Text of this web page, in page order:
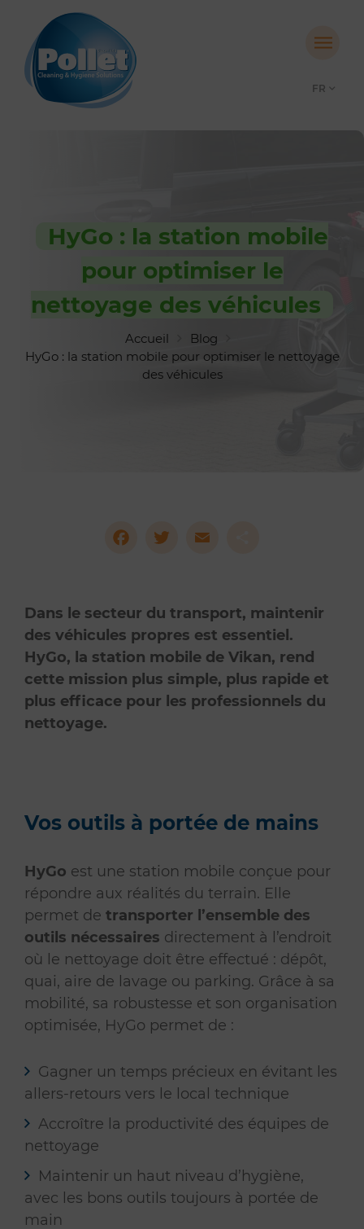
FR
HyGo : la station mobile
pour optimiser le
nettoyage des véhicules
Accueil
Blog
HyGo : la station mobile pour optimiser le nettoyage
des véhicules
Facebook
Twitter
Dans le secteur du transport, maintenir
des véhicules propres est essentiel.
HyGo, la station mobile de Vikan, rend
cette mission plus simple, plus rapide et
plus efficace pour les professionnels du
nettoyage.
Vos outils à portée de mains
HyGo est une station mobile conçue pour
répondre aux réalités du terrain. Elle
permet de transporter l’ensemble des
outils nécessaires directement à l’endroit
où le nettoyage doit être effectué : dépôt,
quai, aire de lavage ou parking. Grâce à sa
mobilité, sa robustesse et son organisation
optimisée, HyGo permet de :
Gagner un temps précieux en évitant les
allers-retours vers le local technique
Accroître la productivité des équipes de
nettoyage
Maintenir un haut niveau d’hygiène,
avec les bons outils toujours à portée de
main